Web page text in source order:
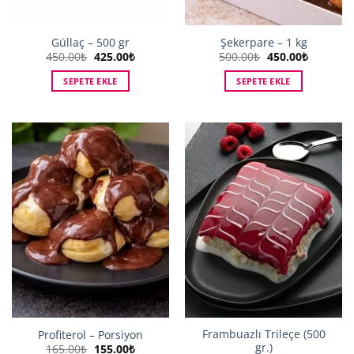
Güllaç – 500 gr
450.00₺ Orijinal
450.00₺.
425.00₺Şu
SEPETE EKLE
Şekerpare – 1 kg
500.00₺ Orijinal
500.00₺.
450.00₺Şu
SEPETE EKLE
Profiterol – Porsiyon
165.00₺ Orijinal
155.00₺Şu
Frambuazlı Trileçe (500
gr.)